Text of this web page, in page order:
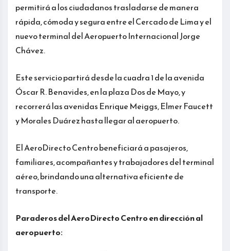
permitirá a los ciudadanos trasladarse de manera
rápida, cómoda y segura entre el Cercado de Lima y el
nuevo terminal del Aeropuerto Internacional Jorge
Chávez.
Este servicio partirá desde la cuadra 1 de la avenida
Óscar R. Benavides, en la plaza Dos de Mayo, y
recorrerá las avenidas Enrique Meiggs, Elmer Faucett
y Morales Duárez hasta llegar al aeropuerto.
El AeroDirecto Centro beneficiará a pasajeros,
familiares, acompañantes y trabajadores del terminal
aéreo, brindando una alternativa eficiente de
transporte.
Paraderos del AeroDirecto Centro en dirección al
aeropuerto: